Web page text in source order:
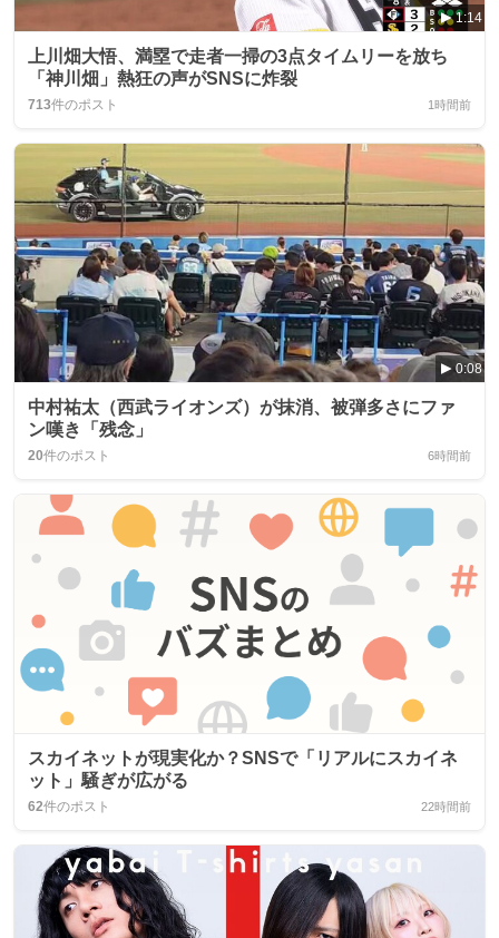
1:14
上川畑大悟、満塁で走者一掃の3点タイムリーを放ち
「神川畑」熱狂の声がSNSに炸裂
713件のポスト 1時間前
0:08
中村祐太（西武ライオンズ）が抹消、被弾多さにファ
ン嘆き「残念」
20件のポスト 6時間前
スカイネットが現実化か？SNSで「リアルにスカイネ
ット」騒ぎが広がる
62件のポスト 22時間前